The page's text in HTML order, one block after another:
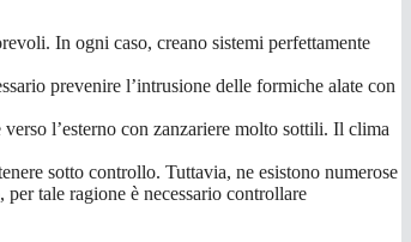
In ogni caso, creano sistemi perfettamente
prevenire l’intrusione delle formiche alate con
l’esterno con zanzariere molto sottili. Il clima
sotto controllo. Tuttavia, ne esistono numerose
tale ragione è necessario controllare